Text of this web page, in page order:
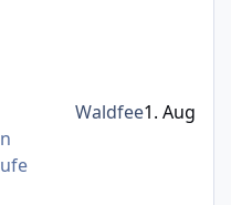
Waldfee1. Aug